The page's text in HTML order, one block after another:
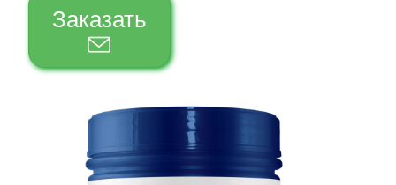
Заказать